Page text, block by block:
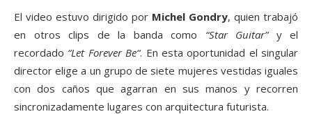
El video estuvo dirigido por Michel Gondry, quien trabajó
en otros clips de la banda como “Star Guitar”y el
recordado “Let Forever Be“. En esta oportunidad el singular
director elige a un grupo de siete mujeres vestidas iguales
con dos caños que agarran en sus manos y recorren
sincronizadamente lugares con arquitectura futurista.